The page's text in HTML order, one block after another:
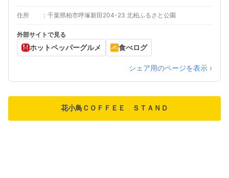
住所 千葉県柏市呼塚新田204-23 北柏ふるさと公園
外部サイトで見る
ホットペッパーグルメ 食べログ
シェア用のページを表示 ›
花小鳥ＣＯＦＦＥＥ ＳＴＡＮＤ